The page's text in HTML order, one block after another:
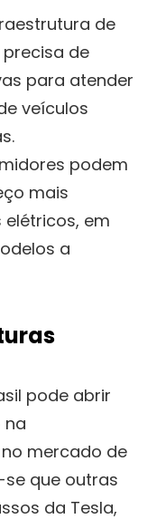
de
de
para atender
veículos
podem
mais
em
a
pode abrir
na
mercado de
se que outras
da Tesla,